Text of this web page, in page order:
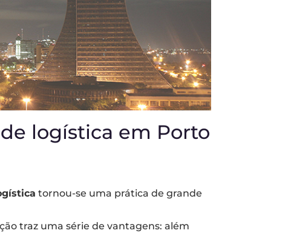
logística em Porto
tornou-se uma prática de grande
traz uma série de vantagens: além